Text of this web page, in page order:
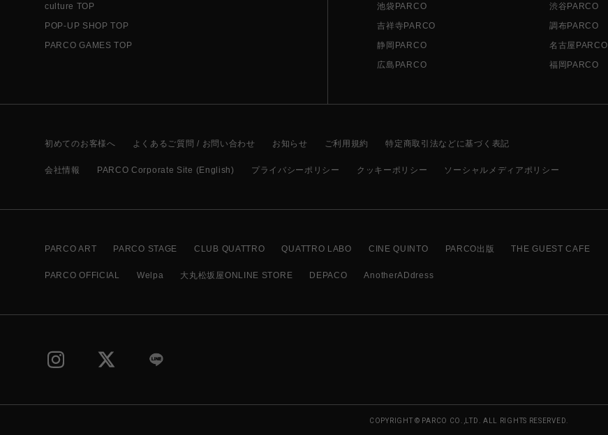
culture TOP
POP-UP SHOP TOP
PARCO GAMES TOP
池袋PARCO
渋谷PARCO
吉祥寺PARCO
調布PARCO
静岡PARCO
名古屋PARCO
広島PARCO
福岡PARCO
初めてのお客様へ よくあるご質問 / お問い合わせ お知らせ ご利用規約 特定商取引法などに基づく表記
会社情報 PARCO Corporate Site (English) プライバシーポリシー クッキーポリシー ソーシャルメディアポリシー
PARCO ART PARCO STAGE CLUB QUATTRO QUATTRO LABO CINE QUINTO PARCO出版 THE GUEST CAFE
PARCO OFFICIAL Welpa 大丸松坂屋ONLINE STORE DEPACO AnotherADdress
COPYRIGHT © PARCO CO.,LTD. ALL RIGHTS RESERVED.